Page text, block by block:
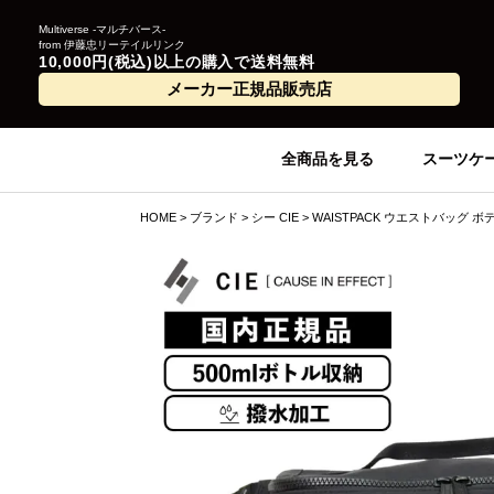
Multiverse -マルチバース-
from 伊藤忠リーテイルリンク
10,000円(税込)以上の購入で送料無料
メーカー正規品販売店
全商品を見る スーツケ
HOME ブランド シー CIE WAISTPACK ウエストバッグ ボ